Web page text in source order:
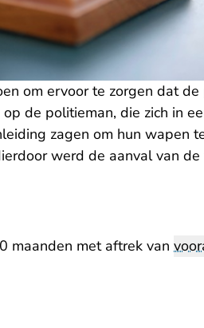
om ervoor te zorgen dat de
de politieman, die zich in
zagen om hun wapen
werd de aanval van de
maanden met aftrek van